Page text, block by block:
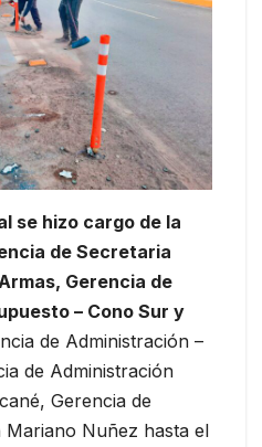
se hizo cargo de la
de Secretaria
Gerencia de
– Cono Sur y
de Administración –
de Administración
Gerencia de
Nuñez hasta el